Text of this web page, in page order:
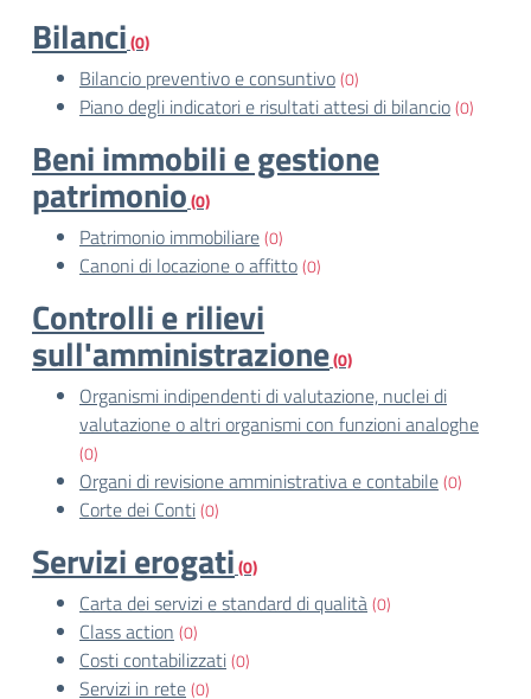
Bilanci(0)
Bilancio preventivo e consuntivo(0)
Piano degli indicatori e risultati attesi di bilancio(0)
Beni immobili e gestione
patrimonio(0)
Patrimonio immobiliare(0)
Canoni di locazione o affitto(0)
Controlli e rilievi
sull'amministrazione(0)
Organismi indipendenti di valutazione, nuclei di
valutazione o altri organismi con funzioni analoghe
(0)
Organi di revisione amministrativa e contabile(0)
Corte dei Conti(0)
Servizi erogati(0)
Carta dei servizi e standard di qualità(0)
Class action (0)
Costi contabilizzati(0)
Servizi in rete(0)